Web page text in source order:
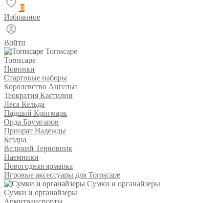
0
Избранное
Войти
Tornscape
Tornscape
Новинки
Стартовые наборы
Королевство Ангельн
Теократия Кастилии
Леса Кельда
Падший Кригмарк
Орда Брумгаров
Приорат Надежды
Бездна
Великий Терновник
Наемники
Новогодняя ярмарка
Игровые аксессуары для Tornscape
Сумки и органайзеры
Сумки и органайзеры
Армитранспорты